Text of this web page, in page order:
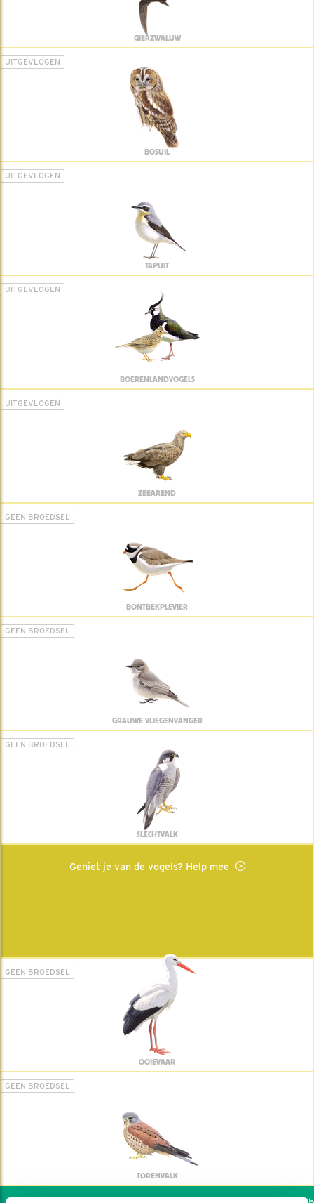
GIERZWALUW
UITGEVLOGEN
BOSUIL
UITGEVLOGEN
TAPUIT
UITGEVLOGEN
BOERENLANDVOGELS
UITGEVLOGEN
ZEEAREND
GEEN BROEDSEL
BONTBEKPLEVIER
GEEN BROEDSEL
GRAUWE VLIEGENVANGER
GEEN BROEDSEL
SLECHTVALK
Geniet je van de vogels? Help mee
GEEN BROEDSEL
OOIEVAAR
GEEN BROEDSEL
TORENVALK